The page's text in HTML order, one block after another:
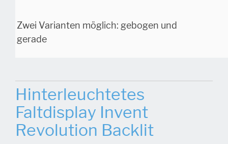
Zwei Varianten möglich: gebogen und
gerade
Hinterleuchtetes
Faltdisplay Invent
Revolution Backlit